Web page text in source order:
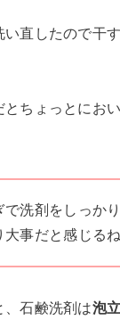
い直したので干
ちょっとにお
で洗剤をしっか
大事だと感じるね
、石鹸洗剤は泡